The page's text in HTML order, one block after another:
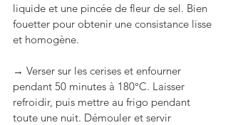
liquide et une pincée de fleur de sel. Bien
fouetter pour obtenir une consistance lisse
et homogène.
→ Verser sur les cerises et enfourner
pendant 50 minutes à 180°C. Laisser
refroidir, puis mettre au frigo pendant
toute une nuit. Démouler et servir